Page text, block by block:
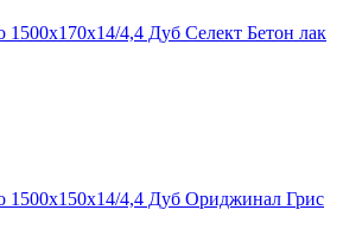
1500х170х14/4,4 Дуб Селект Бетон лак
1500х150х14/4,4 Дуб Ориджинал Грис